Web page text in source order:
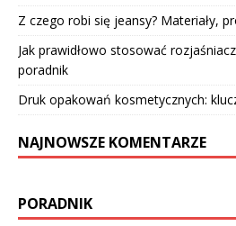
Z czego robi się jeansy? Materiały,
Jak prawidłowo stosować
poradnik
Druk opakowań kosmetycznych:
NAJNOWSZE KOMENTARZE
PORADNIK